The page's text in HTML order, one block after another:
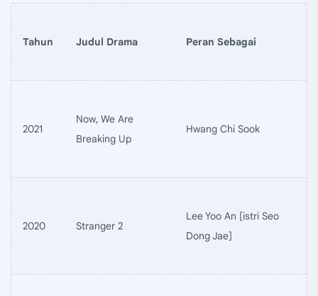
Tahun Judul Drama Peran Sebagai
2021
Now, We Are
Breaking Up
Hwang Chi Sook
2020 Stranger 2
Lee Yoo An [istri Seo
Dong Jae]